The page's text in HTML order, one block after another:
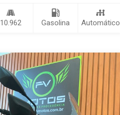
10.962 Gasolina Automático